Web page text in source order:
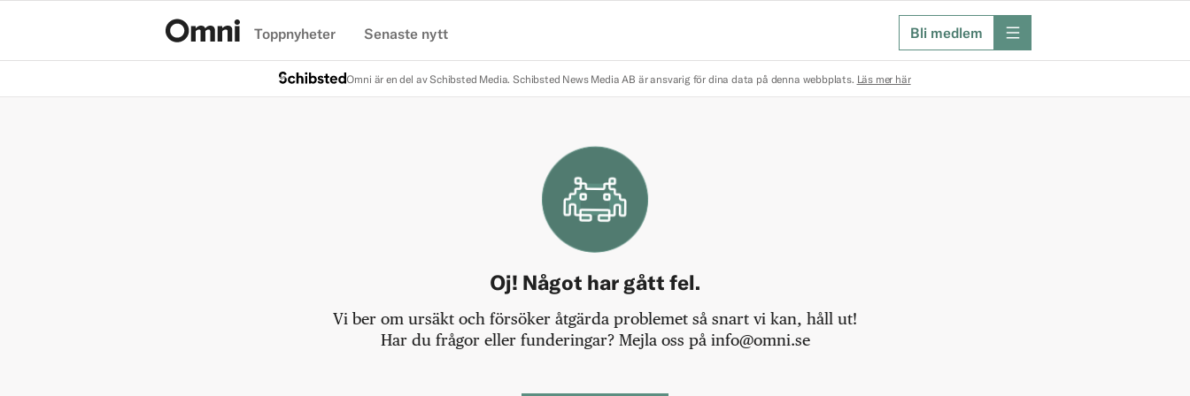
Toppnyheter Senaste nytt Bli medlem meny
Omni är en del av Schibsted Media. Schibsted News Media AB är ansvarig för dina data på denna webbplats. Läs mer här
Oj! Något har gått fel.
Vi ber om ursäkt och försöker åtgärda problemet så snart vi kan, håll ut!
Har du frågor eller funderingar? Mejla oss på info@omni.se